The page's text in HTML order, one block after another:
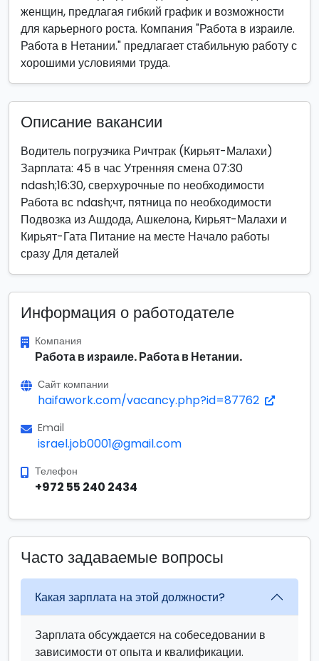
женщин, предлагая гибкий график и возможности
для карьерного роста. Компания "Работа в израиле.
Работа в Нетании." предлагает стабильную работу с
хорошими условиями труда.
Описание вакансии
Водитель погрузчика Ричтрак (Кирьят-Малахи)
Зарплата: 45 в час Утренняя смена 07:30
ndash;16:30, сверхурочные по необходимости
Работа вс ndash;чт, пятница по необходимости
Подвозка из Ашдода, Ашкелона, Кирьят-Малахи и
Кирьят-Гата Питание на месте Начало работы
сразу Для деталей
Информация о работодателе
Компания
Работа в израиле. Работа в Нетании.
Сайт компании
haifawork.com/vacancy.php?id=87762
Email
israel.job0001@gmail.com
Телефон
+972 55 240 2434
Часто задаваемые вопросы
Какая зарплата на этой должности?
Зарплата обсуждается на собеседовании в
зависимости от опыта и квалификации.